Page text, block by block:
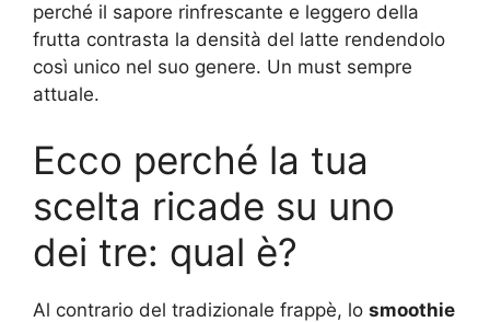
perché il sapore rinfrescante e leggero della
frutta contrasta la densità del latte rendendolo
così unico nel suo genere. Un must sempre
attuale.
Ecco perché la tua
scelta ricade su uno
dei tre: qual è?
Al contrario del tradizionale frappè, lo smoothie